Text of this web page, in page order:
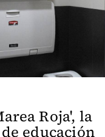
Roja', la
educación